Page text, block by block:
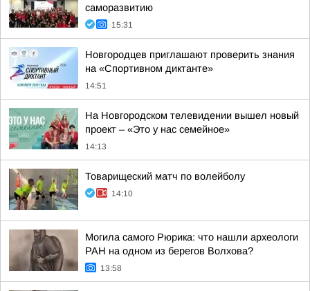
саморазвитию
15:31
Новгородцев приглашают проверить знания
на «Спортивном диктанте»
14:51
На Новгородском телевидении вышел новый
проект – «Это у нас семейное»
14:13
Товарищеский матч по волейболу
14:10
Могила самого Рюрика: что нашли археологи
РАН на одном из берегов Волхова?
13:58